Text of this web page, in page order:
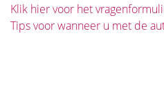
Klik hier voor het
Tips voor wanneer u met de